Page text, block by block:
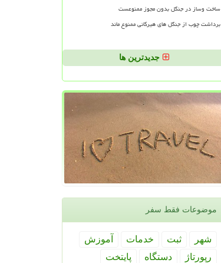
ساخت وساز در جنگل بدون مجوز ممنوعست
برداشت چوب از جنگل های هیرکانی ممنوع ماند
جدیدترین ها
موضوعات فقط سفر
شهر ثبت خدمات
آموزش
رپورتاژ
دستگاه
پایتخت